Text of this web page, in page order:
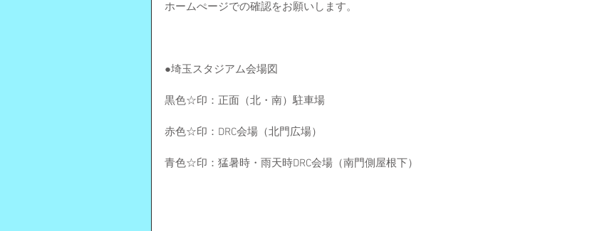
ホームぺージでの確認をお願いします。
●埼玉スタジアム会場図
黒色☆印：正面（北・南）駐車場
赤色☆印：DRC会場（北門広場）
青色☆印：猛暑時・雨天時DRC会場（南門側屋根下）